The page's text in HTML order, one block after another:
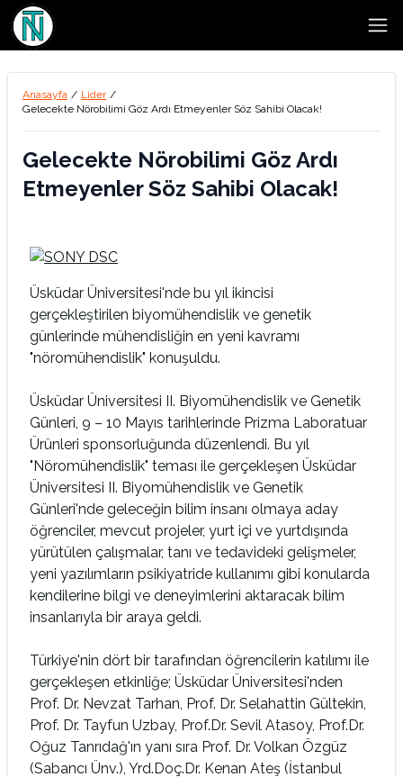
Anasayfa / Lider /
Gelecekte Nörobilimi Göz Ardı Etmeyenler Söz Sahibi Olacak!
Gelecekte Nörobilimi Göz Ardı
Etmeyenler Söz Sahibi Olacak!
Üsküdar Üniversitesi'nde bu yıl ikincisi
gerçekleştirilen biyomühendislik ve genetik
günlerinde mühendisliğin en yeni kavramı
"nöromühendislik" konuşuldu.
Üsküdar Üniversitesi II. Biyomühendislik ve Genetik
Günleri, 9 – 10 Mayıs tarihlerinde Prizma Laboratuar
Ürünleri sponsorluğunda düzenlendi. Bu yıl
"Nöromühendislik" teması ile gerçekleşen Üsküdar
Üniversitesi II. Biyomühendislik ve Genetik
Günleri'nde geleceğin bilim insanı olmaya aday
öğrenciler, mevcut projeler, yurt içi ve yurtdışında
yürütülen çalışmalar, tanı ve tedavideki gelişmeler,
yeni yazılımların psikiyatride kullanımı gibi konularda
kendilerine bilgi ve deneyimlerini aktaracak bilim
insanlarıyla bir araya geldi.
Türkiye'nin dört bir tarafından öğrencilerin katılımı ile
gerçekleşen etkinliğe; Üsküdar Üniversitesi'nden
Prof. Dr. Nevzat Tarhan, Prof. Dr. Selahattin Gültekin,
Prof. Dr. Tayfun Uzbay, Prof.Dr. Sevil Atasoy, Prof.Dr.
Oğuz Tanrıdağ'ın yanı sıra Prof. Dr. Volkan Özgüz
(Sabancı Ünv.), Yrd.Doç.Dr. Kenan Ateş (İstanbul